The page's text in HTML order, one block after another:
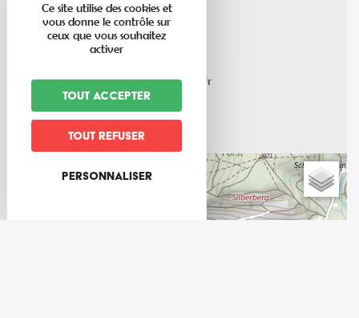
33 rue Principale
67220 Triembach au Val
03 88 57 15 20
mairie@triembach-au-val67.fr
triembach-au-val67.fr
Ce site utilise des cookies et
vous donne le contrôle sur
ceux que vous souhaitez
activer
Tout accepter
Tout refuser
Personnaliser